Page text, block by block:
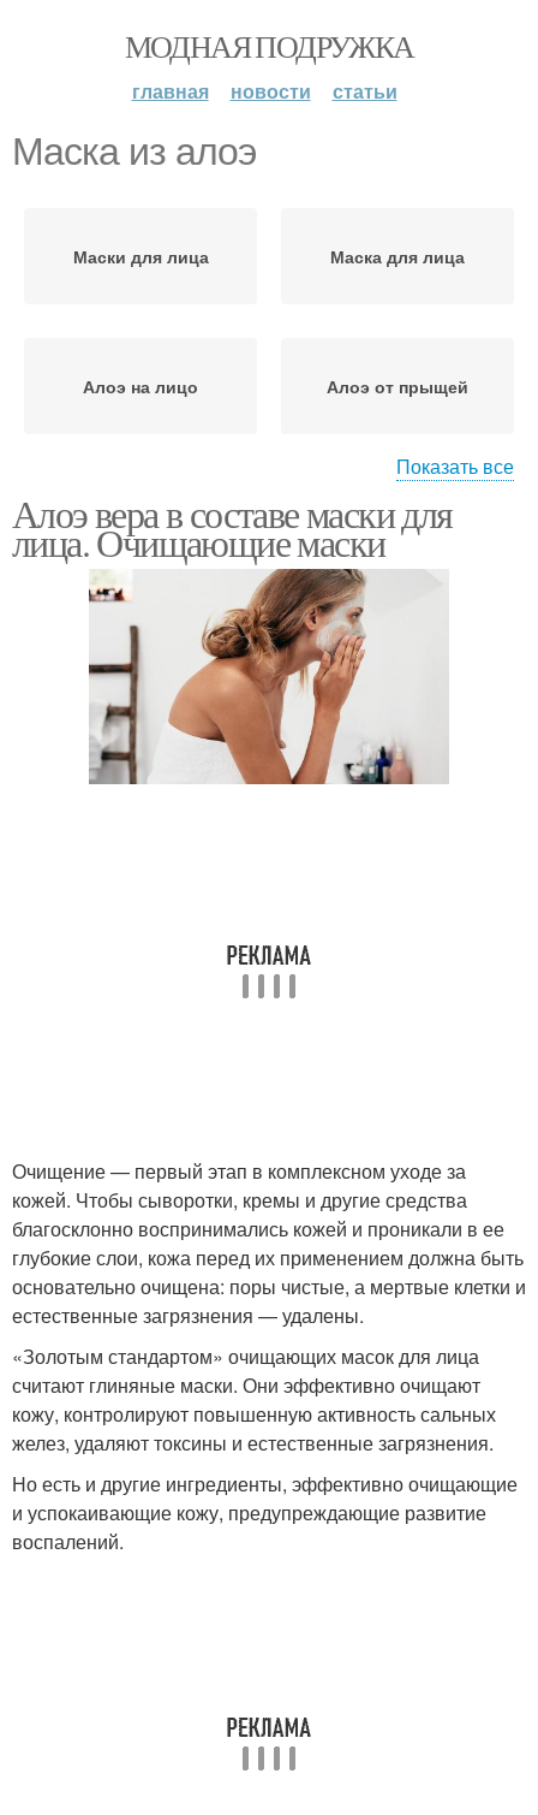
МОДНАЯ ПОДРУЖКА
главная новости статьи
Маска из алоэ
Маски для лица Маска для лица
Алоэ на лицо Алоэ от прыщей
Алоэ для кожи Алоэ для лица
Домашние маски Маски от прыщей
Эффективные маски Маска с аспирином
Домашняя маска Маска от прыщей
Маски для жирной кожи Самодельная маска
Противовоспалительные
маски
Травяные маски
Супер маски
Показать все
Алоэ вера в составе маски для
лица. Очищающие маски
Очищение — первый этап в комплексном уходе за
кожей. Чтобы сыворотки, кремы и другие средства
благосклонно воспринимались кожей и проникали в ее
глубокие слои, кожа перед их применением должна быть
основательно очищена: поры чистые, а мертвые клетки и
естественные загрязнения — удалены.
«Золотым стандартом» очищающих масок для лица
считают глиняные маски. Они эффективно очищают
кожу, контролируют повышенную активность сальных
желез, удаляют токсины и естественные загрязнения.
Но есть и другие ингредиенты, эффективно очищающие
и успокаивающие кожу, предупреждающие развитие
воспалений.